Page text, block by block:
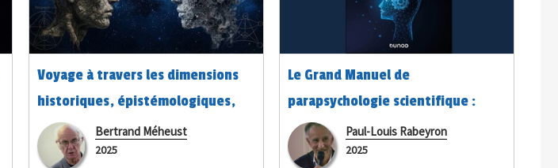
Voyage à travers les dimensions
historiques, épistémologiques,
anthropologiques et cliniques de
la parapsychologie
Bertrand Méheust
2025
Le Grand Manuel de
parapsychologie scientifique :
présentation de l’ouvrage
Paul-Louis Rabeyron
2025